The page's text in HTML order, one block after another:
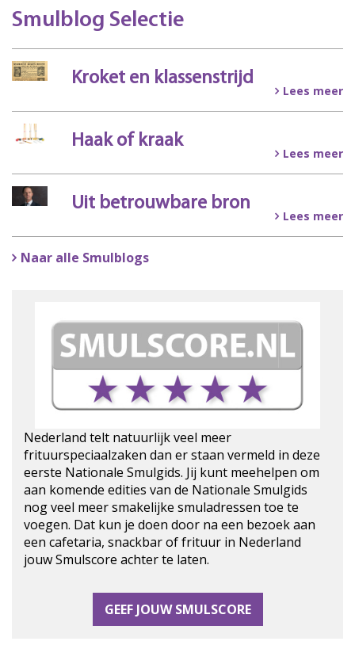
Smulblog Selectie
Kroket en klassenstrijd
Lees meer
Haak of kraak
Lees meer
Uit betrouwbare bron
Lees meer
Naar alle Smulblogs
Nederland telt natuurlijk veel meer
frituurspeciaalzaken dan er staan vermeld in deze
eerste Nationale Smulgids. Jij kunt meehelpen om
aan komende edities van de Nationale Smulgids
nog veel meer smakelijke smuladressen toe te
voegen. Dat kun je doen door na een bezoek aan
een cafetaria, snackbar of frituur in Nederland
jouw Smulscore achter te laten.
GEEF JOUW SMULSCORE